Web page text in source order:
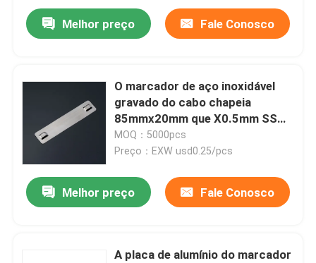
Melhor preço Fale Conosco
O marcador de aço inoxidável
gravado do cabo chapeia
85mmx20mm que X0.5mm SS
cabografam etiquetas
MOQ：5000pcs
Preço：EXW usd0.25/pcs
Melhor preço Fale Conosco
A placa de alumínio do marcador